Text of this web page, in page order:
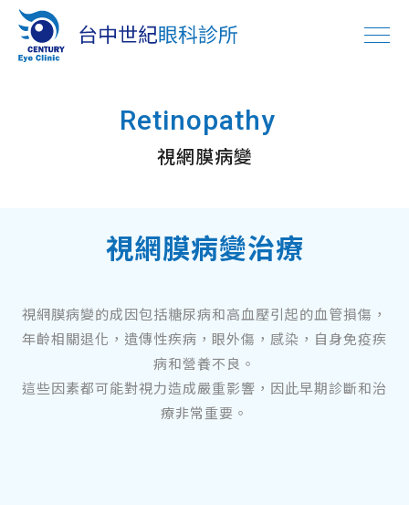
Retinopathy
視網膜病變
視網膜病變治療
視網膜病變的成因包括糖尿病和高血壓引起的血管損傷，
年齡相關退化，遺傳性疾病，眼外傷，感染，自身免疫疾
病和營養不良。
這些因素都可能對視力造成嚴重影響，因此早期診斷和治
療非常重要。